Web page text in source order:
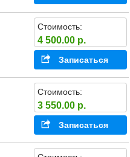
Стоимость:
4 500.00 р.
Записаться
Стоимость:
3 550.00 р.
Записаться